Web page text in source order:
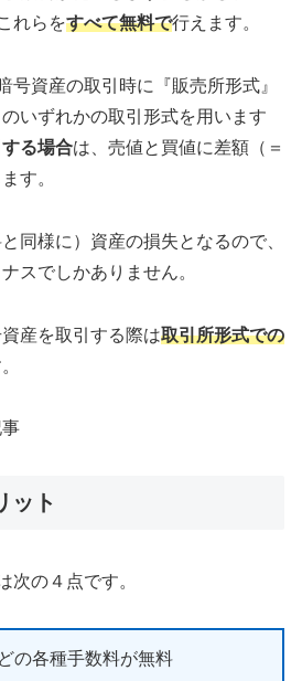
れらをすべて無料で行えます。
号資産の取引時に『販売所形式』
いずれかの取引形式を用います
る場合は、売値と買値に差額（＝
す。
同様に）資産の損失となるので、
スでしかありません。
産を取引する際は取引所形式での
ット
次の４点です。
の各種手数料が無料